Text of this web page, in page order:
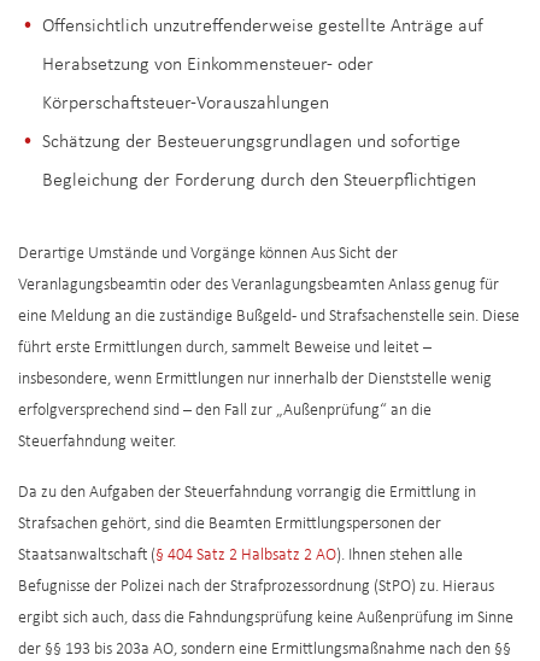
Offensichtlich unzutreffenderweise gestellte Anträge auf
Herabsetzung von Einkommensteuer- oder
Körperschaftsteuer-Vorauszahlungen
Schätzung der Besteuerungsgrundlagen und sofortige
Begleichung der Forderung durch den Steuerpflichtigen
Derartige Umstände und Vorgänge können Aus Sicht der
Veranlagungsbeamtin oder des Veranlagungsbeamten Anlass genug für
eine Meldung an die zuständige Bußgeld- und Strafsachenstelle sein. Diese
führt erste Ermittlungen durch, sammelt Beweise und leitet –
insbesondere, wenn Ermittlungen nur innerhalb der Dienststelle wenig
erfolgversprechend sind – den Fall zur „Außenprüfung“ an die
Steuerfahndung weiter.
Da zu den Aufgaben der Steuerfahndung vorrangig die Ermittlung in
Strafsachen gehört, sind die Beamten Ermittlungspersonen der
Staatsanwaltschaft (§ 404 Satz 2 Halbsatz 2 AO). Ihnen stehen alle
Befugnisse der Polizei nach der Strafprozessordnung (StPO) zu. Hieraus
ergibt sich auch, dass die Fahndungsprüfung keine Außenprüfung im Sinne
der §§ 193 bis 203a AO, sondern eine Ermittlungsmaßnahme nach den §§